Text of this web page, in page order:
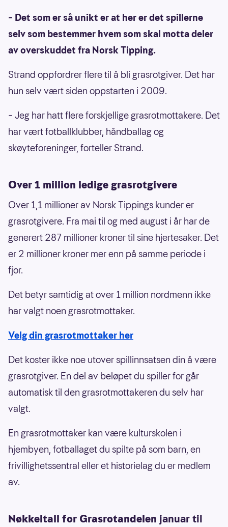
– Det som er så unikt er at her er det spillerne
selv som bestemmer hvem som skal motta deler
av overskuddet fra Norsk Tipping.
Strand oppfordrer flere til å bli grasrotgiver. Det har
hun selv vært siden oppstarten i 2009.
– Jeg har hatt flere forskjellige grasrotmottakere. Det
har vært fotballklubber, håndballag og
skøyteforeninger, forteller Strand.
Over 1 million ledige grasrotgivere
Over 1,1 millioner av Norsk Tippings kunder er
grasrotgivere. Fra mai til og med august i år har de
generert 287 millioner kroner til sine hjertesaker. Det
er 2 millioner kroner mer enn på samme periode i
fjor.
Det betyr samtidig at over 1 million nordmenn ikke
har valgt noen grasrotmottaker.
Velg din grasrotmottaker her
Det koster ikke noe utover spillinnsatsen din å være
grasrotgiver. En del av beløpet du spiller for går
automatisk til den grasrotmottakeren du selv har
valgt.
En grasrotmottaker kan være kulturskolen i
hjembyen, fotballaget du spilte på som barn, en
frivillighetssentral eller et historielag du er medlem
av.
Nøkkeltall for Grasrotandelen januar til